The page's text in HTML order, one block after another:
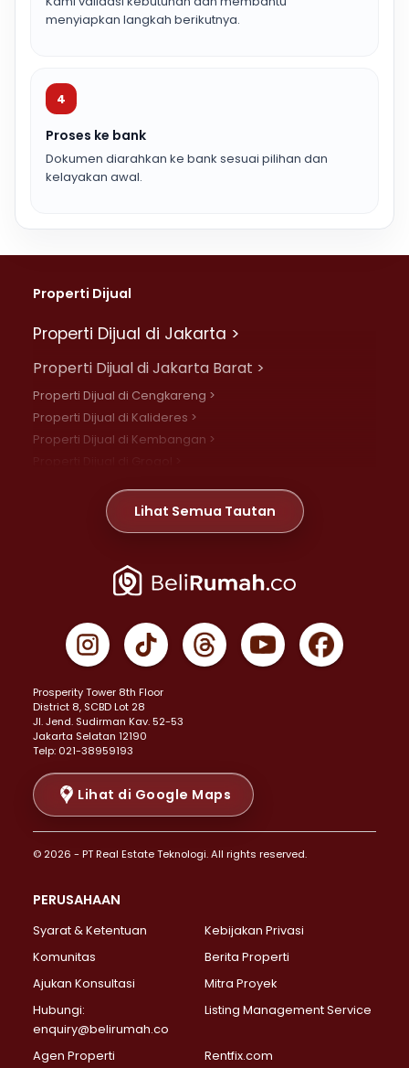
menyiapkan langkah berikutnya.
4
Proses ke bank
Dokumen diarahkan ke bank sesuai pilihan dan
kelayakan awal.
Properti Dijual
Properti Dijual di Jakarta >
Properti Dijual di Jakarta Barat >
Properti Dijual di Cengkareng >
Properti Dijual di Kalideres >
Properti Dijual di Kembangan >
Properti Dijual di Meruya >
Properti Dijual di Jelambar >
Properti Dijual di Jakarta Pusat >
Properti Dijual di Gambir >
Properti Dijual di Johar Baru >
Properti Dijual di Menteng >
Properti Dijual di Senen >
Properti Dijual di Tanah Abang >
Properti Dijual di Cikini >
Properti Dijual di Kramat >
Properti Dijual di Pasar Baru >
Properti Dijual di Bendungan Hilir >
Properti Dijual di Jakarta Selatan >
Properti Dijual di Lebak Bulus >
Properti Dijual di Gandaria Selatan >
Properti Dijual di Pondok Labu >
Properti Dijual di Lenteng Agung >
Properti Dijual di Senayan >
Properti Dijual di Pondok Pinang >
Lihat Semua Tautan
Prosperity Tower 8th Floor
District 8, SCBD Lot 28
JI. Jend. Sudirman Kav. 52-53
Jakarta Selatan 12190
Telp: 021-38959193
Lihat di Google Maps
© 2026 - PT Real Estate Teknologi. All rights reserved.
PERUSAHAAN
Syarat & Ketentuan
Kebijakan Privasi
Komunitas
Berita Properti
Ajukan Konsultasi
Mitra Proyek
Hubungi:
enquiry@belirumah.co
Listing Management Service
Agen Properti Rentfix.com